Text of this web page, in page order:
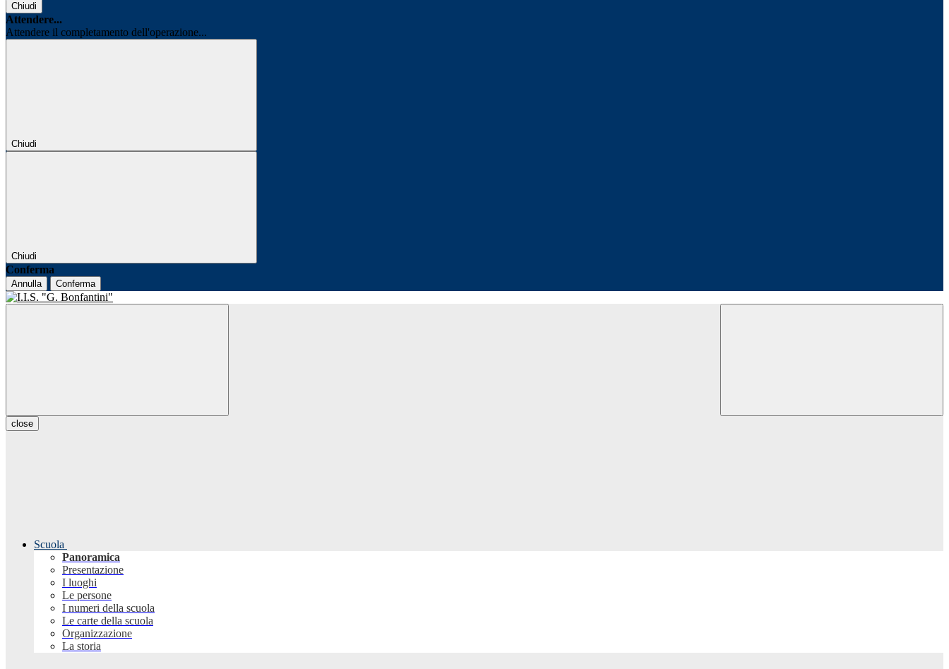
Chiudi
Attendere...
Attendere il completamento dell'operazione...
Chiudi
Chiudi
Conferma
Annulla Conferma
close
Scuola
Panoramica
Presentazione
I luoghi
Le persone
I numeri della scuola
Le carte della scuola
Organizzazione
La storia